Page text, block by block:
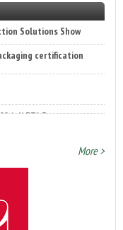
certification
di FTA Europe
More >